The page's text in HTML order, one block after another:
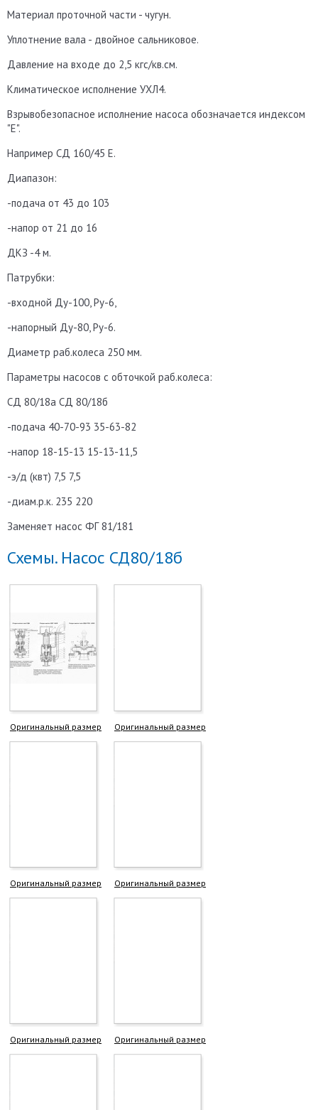
Материал проточной части - чугун.
Уплотнение вала - двойное сальниковое.
Давление на входе до 2,5 кгс/кв.см.
Климатическое исполнение УХЛ4.
Взрывобезопасное исполнение насоса обозначается индексом
"Е".
Например СД 160/45 Е.
Диапазон:
-подача от 43 до 103
-напор от 21 до 16
ДКЗ -4 м.
Патрубки:
-входной Ду-100, Ру-6,
-напорный Ду-80, Ру-6.
Диаметр раб.колеса 250 мм.
Параметры насосов с обточкой раб.колеса:
СД 80/18а СД 80/18б
-подача 40-70-93 35-63-82
-напор 18-15-13 15-13-11,5
-э/д (квт) 7,5 7,5
-диам.р.к. 235 220
Заменяет насос ФГ 81/181
Схемы. Насос СД80/18б
Оригинальный размер Оригинальный размер
Оригинальный размер Оригинальный размер
Оригинальный размер Оригинальный размер